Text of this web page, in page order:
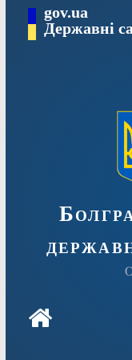
Перейтиgov.ua
Державні